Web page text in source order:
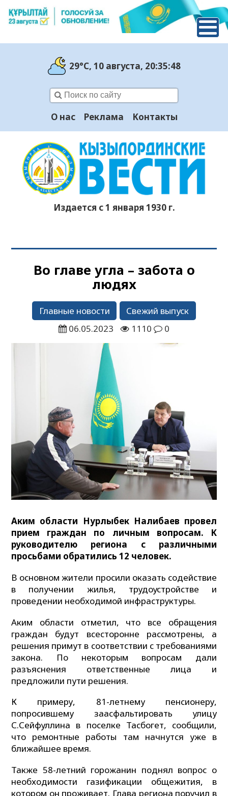
29°C, 10 августа, 20:35:49
О нас Реклама Контакты
Издается с 1 января 1930 г.
Во главе угла – забота о
людях
Главные новости
Свежий выпуск
06.05.2023
1110 0
Аким области Нурлыбек Налибаев провел
прием граждан по личным вопросам. К
руководителю региона с различными
просьбами обратились 12 человек.
В основном жители просили оказать содействие
в получении жилья, трудоустройстве и
проведении необходимой инфраструктуры.
Аким области отметил, что все обращения
граждан будут всесторонне рассмотрены, а
решения примут в соответствии с требованиями
закона. По некоторым вопросам дали
разъяснения ответственные лица и
предложили пути решения.
К примеру, 81-летнему пенсионеру,
попросившему заасфальтировать улицу
С.Сейфуллина в поселке Тасбогет, сообщили,
что ремонтные работы там начнутся уже в
ближайшее время.
Также 58-летний горожанин поднял вопрос о
необходимости газификации общежития, в
котором он проживает. Глава региона поручил в